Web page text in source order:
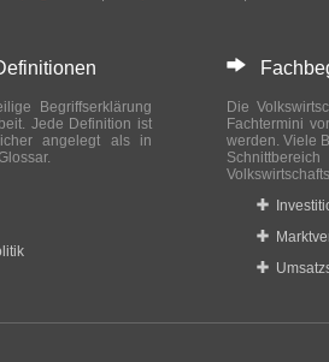
Begriffserklärung
Jede Definition ist
angelegt als in
Die
Fachtermini
werden. Viele